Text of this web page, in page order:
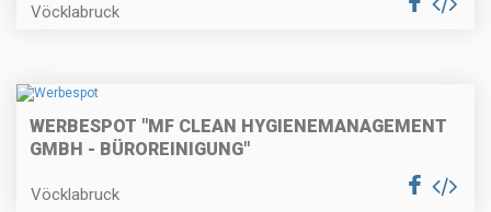
Vöcklabruck
WERBESPOT "MF CLEAN HYGIENEMANAGEMENT
GMBH - BÜROREINIGUNG"
Vöcklabruck